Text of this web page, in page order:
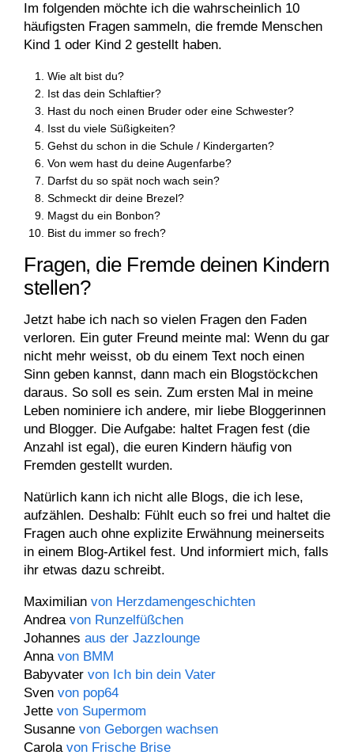
Im folgenden möchte ich die wahrscheinlich 10
häufigsten Fragen sammeln, die fremde Menschen
Kind 1 oder Kind 2 gestellt haben.
Wie alt bist du?
Ist das dein Schlaftier?
Hast du noch einen Bruder oder eine Schwester?
Isst du viele Süßigkeiten?
Gehst du schon in die Schule / Kindergarten?
Von wem hast du deine Augenfarbe?
Darfst du so spät noch wach sein?
Schmeckt dir deine Brezel?
Magst du ein Bonbon?
Bist du immer so frech?
Fragen, die Fremde deinen Kindern
stellen?
Jetzt habe ich nach so vielen Fragen den Faden
verloren. Ein guter Freund meinte mal: Wenn du gar
nicht mehr weisst, ob du einem Text noch einen
Sinn geben kannst, dann mach ein Blogstöckchen
daraus. So soll es sein. Zum ersten Mal in meine
Leben nominiere ich andere, mir liebe Bloggerinnen
und Blogger. Die Aufgabe: haltet Fragen fest (die
Anzahl ist egal), die euren Kindern häufig von
Fremden gestellt wurden.
Natürlich kann ich nicht alle Blogs, die ich lese,
aufzählen. Deshalb: Fühlt euch so frei und haltet die
Fragen auch ohne explizite Erwähnung meinerseits
in einem Blog-Artikel fest. Und informiert mich, falls
ihr etwas dazu schreibt.
Maximilian von Herzdamengeschichten
Andrea von Runzelfüßchen
Johannes aus der Jazzlounge
Anna von BMM
Babyvater von Ich bin dein Vater
Sven von pop64
Jette von Supermom
Susanne von Geborgen wachsen
Carola von Frische Brise